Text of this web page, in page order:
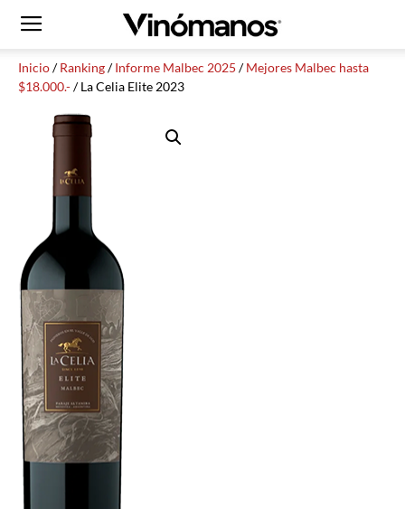
Inicio/Ranking/Informe Malbec 2025 /Mejores Malbec hasta
$18.000.-/ La Celia Elite 2023